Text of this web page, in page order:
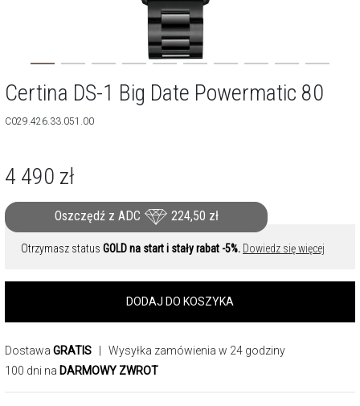
Certina DS-1 Big Date Powermatic 80
C029.426.33.051.00
4 490 zł
Oszczędź z ADC 224,50 zł
Otrzymasz status GOLD na start i stały rabat -5%. Dowiedz się więcej
DODAJ DO KOSZYKA
Dostawa GRATIS | Wysyłka zamówienia w 24 godziny
100 dni na DARMOWY ZWROT